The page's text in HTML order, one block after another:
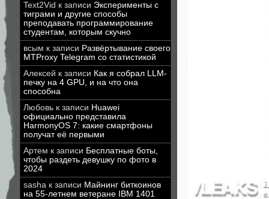
Text2Vid к записи Эксперименты с
тиграми и другие способы
преподавать программирование
студентам, которым скучно
всым к записи Развёртывание своего
MTProxy Telegram со статистикой
Алексей к записи Как я собрал LLM-
печку на 4 GPU, и на что она
способна
Любовь к записи Huawei
официально представила
HarmonyOS 7: какие смартфоны
получат её первыми
Артем к записи Бесплатные боты,
чтобы раздеть девушку по фото в
2024
sasha к записи Майнинг биткоинов
на 55-летнем ветеране IBM 1401